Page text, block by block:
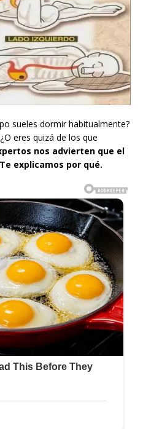
sueles dormir habitualmente?
eres quizá de los que
nos advierten que el
explicamos por qué.